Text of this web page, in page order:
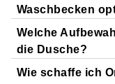
Waschbecken
Ein
und schafft
Welche
die Dusche?
Wie schaffe ich